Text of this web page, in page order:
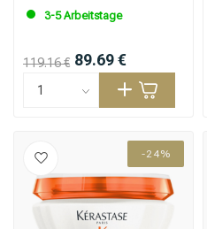
3-5 Arbeitstage
119.16 € 89.69 €
-24%